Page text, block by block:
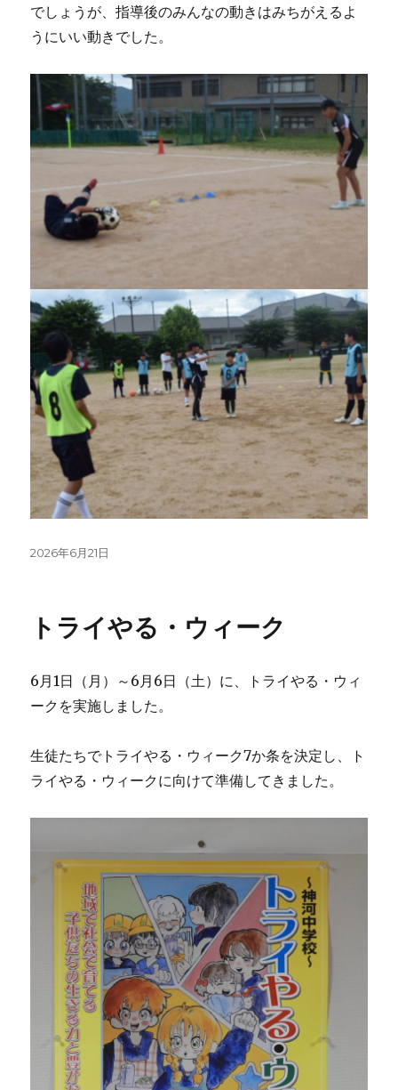
でしょうが、指導後のみんなの動きはみちがえるよ
うにいい動きでした。
投
2026年6月21日
トライやる・ウィーク
6月1日（月）～6月6日（土）に、トライやる・ウィ
ークを実施しました。
生徒たちでトライやる・ウィーク7か条を決定し、ト
ライやる・ウィークに向けて準備してきました。